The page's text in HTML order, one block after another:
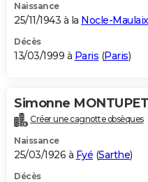
Naissance
25/11/1943 à la Nocle-Maulaix
Décès
13/03/1999 à Paris (Paris)
Simonne MONTUPET
Créer une cagnotte obsèques
Naissance
25/03/1926 à Fyé (Sarthe)
Décès